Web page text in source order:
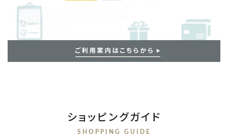
ショッピングガイド
SHOPPING GUIDE